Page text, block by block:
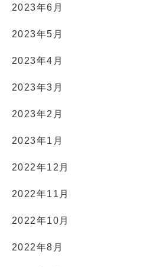
2023年6月
2023年5月
2023年4月
2023年3月
2023年2月
2023年1月
2022年12月
2022年11月
2022年10月
2022年8月